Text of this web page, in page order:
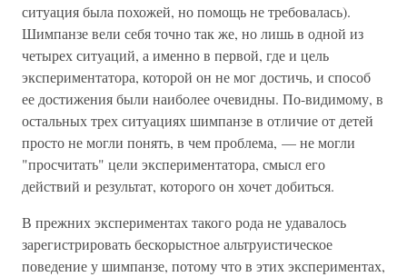
ситуация была похожей, но помощь не требовалась).
Шимпанзе вели себя точно так же, но лишь в одной из
четырех ситуаций, а именно в первой, где и цель
экспериментатора, которой он не мог достичь, и способ
ее достижения были наиболее очевидны. По-видимому, в
остальных трех ситуациях шимпанзе в отличие от детей
просто не могли понять, в чем проблема, — не могли
"просчитать" цели экспериментатора, смысл его
действий и результат, которого он хочет добиться.
В прежних экспериментах такого рода не удавалось
зарегистрировать бескорыстное альтруистическое
поведение у шимпанзе, потому что в этих экспериментах,